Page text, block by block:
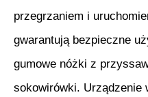
przegrzaniem i
gwarantują bezpieczne
gumowe nóżki z
sokowirówki. Urządzenie